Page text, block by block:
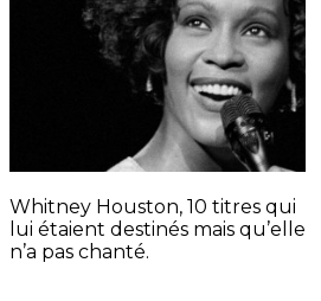
Whitney Houston, 10 titres qui
lui étaient destinés mais qu’elle
n’a pas chanté.